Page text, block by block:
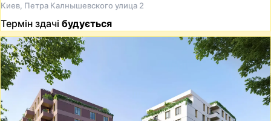
Киев, Петра Калнышевского улица 2
Термін здачі будується